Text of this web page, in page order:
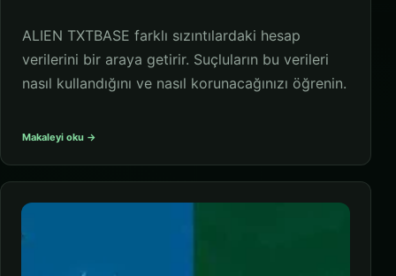
ALIEN TXTBASE farklı sızıntılardaki hesap
verilerini bir araya getirir. Suçluların bu verileri
nasıl kullandığını ve nasıl korunacağınızı öğrenin.
Makaleyi oku →